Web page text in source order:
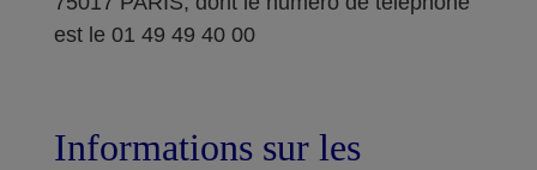
est le 01 49 49 40 00
Informations sur les